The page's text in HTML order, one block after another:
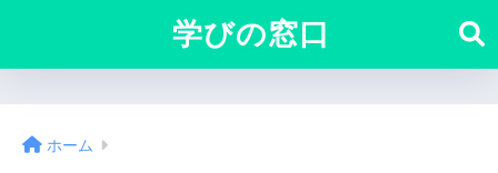
学びの窓口
ホーム